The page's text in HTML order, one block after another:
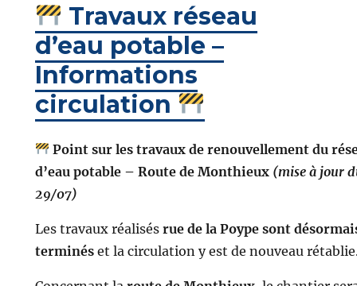
Travaux réseau
d’eau potable –
Informations
circulation
Point sur les travaux de renouvellement du
d’eau potable – Route de Monthieux (mise à jour
29/07)
Les travaux réalisés rue de la Poype sont
terminéset la circulation y est de nouveau